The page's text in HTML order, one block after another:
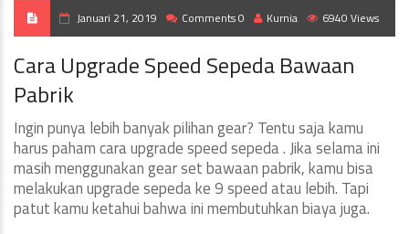
Januari 21, 2019 Comments 0 Kurnia 6940 Views
Cara Upgrade Speed Sepeda Bawaan
Pabrik
Ingin punya lebih banyak pilihan gear? Tentu saja kamu
harus paham cara upgrade speed sepeda . Jika selama ini
masih menggunakan gear set bawaan pabrik, kamu bisa
melakukan upgrade sepeda ke 9 speed atau lebih. Tapi
patut kamu ketahui bahwa ini membutuhkan biaya juga.